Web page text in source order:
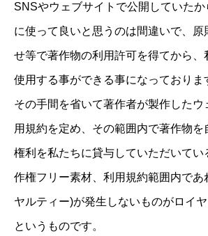
SNSやウェブサイトで公開していたか
に使って良いと思うのは間違いで、原
せ等で著作物の利用許可を得てから、
使用する事ができる事になっておりま
その手間を省いて著作者が製作したウ
用規約を定め、その範囲内で著作物を
権利を私たちに貸与していただいてい
作権フリー素材、利用規約範囲内であ
ヤルティー)が発生しないものがロイ
というものです。